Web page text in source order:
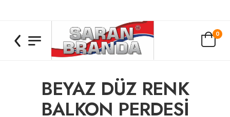
0
BEYAZ DÜZ RENK
BALKON PERDESI